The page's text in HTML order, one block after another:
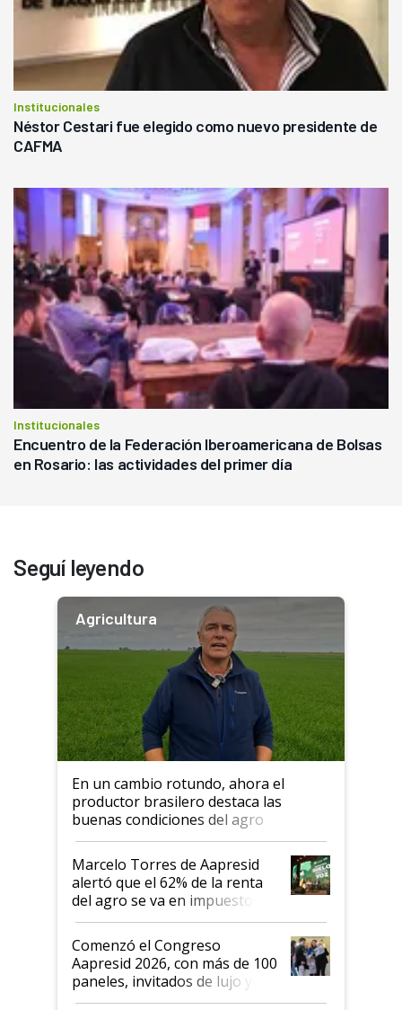
Institucionales
Néstor Cestari fue elegido como nuevo presidente de
CAFMA
Institucionales
Encuentro de la Federación Iberoamericana de Bolsas
en Rosario: las actividades del primer día
Seguí leyendo
Agricultura
En un cambio rotundo, ahora el
productor brasilero destaca las
buenas condiciones del agro
argentino para invertir: "Los veo
más motivados"
Marcelo Torres de Aapresid
alertó que el 62% de la renta
del agro se va en impuestos:
"No es bueno que en
Argentina se sigan discutiendo
las mismas cosas de hace 50
años"
Comenzó el Congreso
Aapresid 2026, con más de 100
paneles, invitados de lujo y
todas las tendencias